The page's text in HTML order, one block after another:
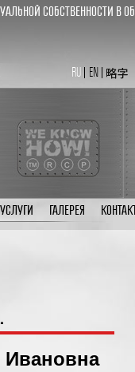
собственности в
RU EN
УСЛУГИ ГАЛЕРЕЯ